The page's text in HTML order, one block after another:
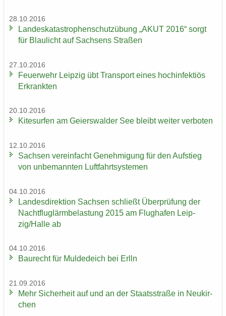
28.10.2016
Lan­des­ka­ta­stro­phen­schutz­übung „AKUT 2016“ sorgt
für Blau­licht auf Sach­sens Stra­ßen
27.10.2016
Feu­er­wehr Leip­zig übt Trans­port eines hoch­in­fek­ti­ös
Er­krank­ten
20.10.2016
Ki­te­sur­fen am Gei­ers­wal­der See bleibt wei­ter ver­bo­ten
12.10.2016
Sach­sen ver­ein­facht Ge­neh­mi­gung für den Auf­stieg
von un­be­mann­ten Luft­fahrt­sys­te­men
04.10.2016
Lan­des­di­rek­ti­on Sach­sen schließt Über­prü­fung der
Nacht­flug­lärm­be­las­tung 2015 am Flug­ha­fen Leip­
zig/Halle ab
04.10.2016
Bau­recht für Mul­de­deich bei Erlln
21.09.2016
Mehr Si­cher­heit auf und an der Staats­stra­ße in Neu­kir­
chen